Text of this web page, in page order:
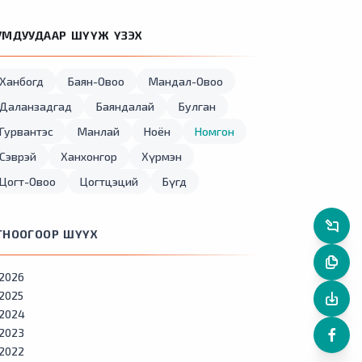
ШҮҮЖ ҮЗЭХ
Ханбогд Баян-Овоо
Мандал-Овоо
Даланзадгад
Баяндалай
Булган
Гурвантэс
Манлай Ноён
Номгон
Сэврэй
Ханхонгор
Хүрмэн
Цогт-Овоо
Цогтцэций Бүгд
ШҮҮХ